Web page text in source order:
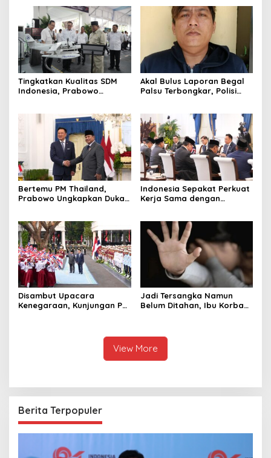
Tingkatkan Kualitas SDM
Indonesia, Prabowo
Terbaik Dunia
Akal Bulus Laporan Begal
Palsu Terbongkar, Polisi
Bertemu PM Thailand,
Prabowo Ungkapkan Duka
Raja Thailand
Indonesia Sepakat Perkuat
Kerja Sama dengan
Disambut Upacara
Kenegaraan, Kunjungan PM
Jadi Tersangka Namun
Belum Ditahan, Ibu Korban
Kasus Rudapksa Sampai
Anaknya Hamil
View More
Berita Terpopuler